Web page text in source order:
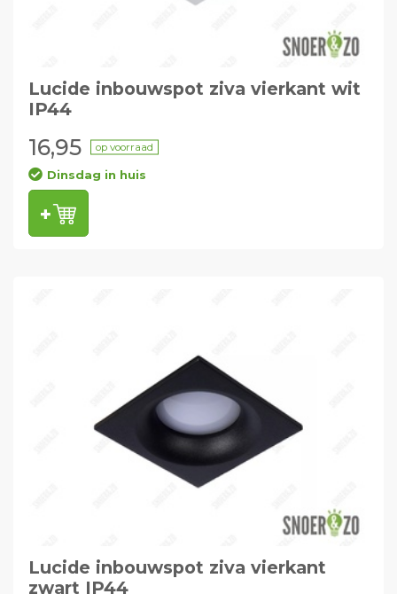
Lucide inbouwspot ziva vierkant wit
IP44
16,95 op voorraad
Dinsdag in huis
Lucide inbouwspot ziva vierkant
zwart IP44